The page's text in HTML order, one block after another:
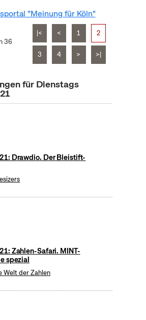
"Meinung für Köln"
36
|< < 1 2
3 4 > >|
für Dienstags
Drawdio. Der Bleistift-
Zahlen-Safari. MINT-
spezial
Welt der Zahlen